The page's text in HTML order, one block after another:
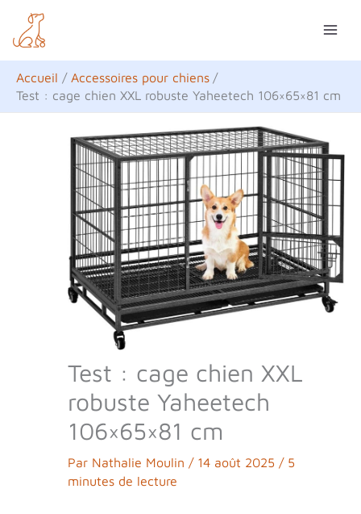
contenu
Accueil
Accessoires pour chiens
Test : cage chien XXL robuste Yaheetech 106×65×81 cm
Test : cage chien XXL
robuste Yaheetech
106×65×81 cm
Par Nathalie Moulin / 14 août 2025 / 5
minutes de lecture
e
c
h
e